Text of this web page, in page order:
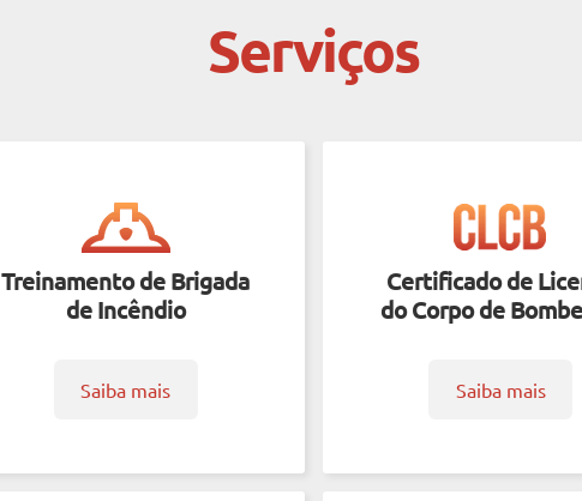
Serviços
Treinamento de Brigada
de Incêndio
Saiba mais
Certificado de
do Corpo de
Saiba mais